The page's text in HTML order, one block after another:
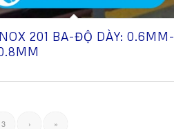
201 BA-ĐỘ DÀY: 0.6MM-
3 › »